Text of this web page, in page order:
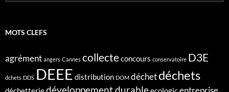
MOTS CLEFS
agrément angers Cannes collecteconcours conservatoire D3E
dchets DDS DEEE distribution DOM déchetdéchets